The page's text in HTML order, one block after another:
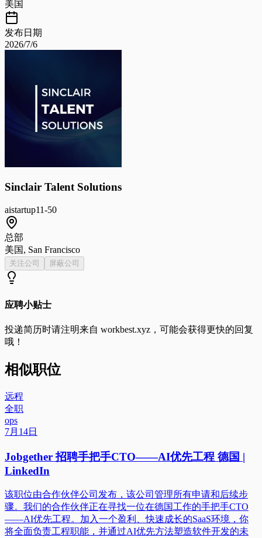
美国
发布日期
2026/7/6
Sinclair Talent Solutions
aistartup11-50
总部
美国, San Francisco
关注公司 屏蔽公司
应聘小贴士
投递简历时请注明来自 workbest.xyz ，可能会获得更快的回复
哦！
相似职位
远程
全职
ops
7月14日
Jobgether 招聘手把手CTO——AI优先工程 德国 |
LinkedIn
该职位由合作伙伴公司发布，该公司管理所有申请和后续步
骤。我们的合作伙伴正在寻找一位在德国工作的手把手CTO
——AI优先工程。加入一个盈利、快速成长的SaaS环境，你
将全面负责工程职能，并通过AI优先方法塑造软件开发的未